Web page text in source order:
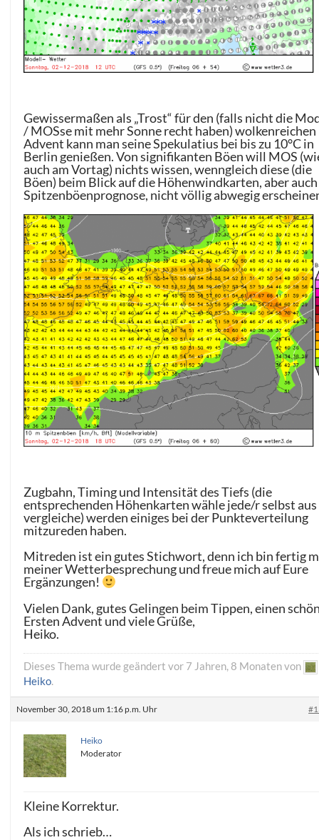
Gewissermaßen als „Trost“ für den (falls nicht die
/ MOSse mit mehr Sonne recht haben) wolkenreichen
Advent kann man seine Spekulatius bei bis zu 10°C in
Berlin genießen. Von signifikanten Böen will MOS
auch am Vortag) nichts wissen, wenngleich diese (die
Böen) beim Blick auf die Höhenwindkarten, aber
Spitzenböenprognose, nicht völlig abwegig
Zugbahn, Timing und Intensität des Tiefs (die
entsprechenden Höhenkarten wähle jede/r selbst
vergleiche) werden einiges bei der Punkteverteilung
mitzureden haben.
Mitreden ist ein gutes Stichwort, denn ich bin fertig
meiner Wetterbesprechung und freue mich auf Eure
Ergänzungen!
Vielen Dank, gutes Gelingen beim Tippen, einen
Ersten Advent und viele Grüße,
Heiko.
Dieses Thema wurde geändert vor 7 Jahren, 8 Monaten von
Heiko
November 30, 2018 um 1:16 p.m. Uhr
Heiko
Moderator
Kleine Korrektur.
Als ich schrieb…